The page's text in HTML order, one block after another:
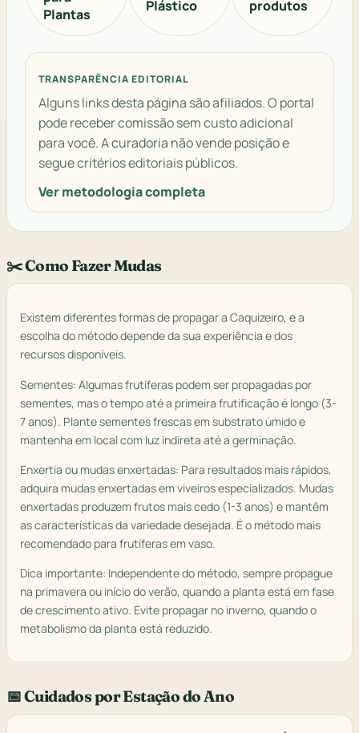
Plantas
Plástico
produtos
TRANSPARÊNCIA EDITORIAL
Alguns links desta página são afiliados. O portal
pode receber comissão sem custo adicional
para você. A curadoria não vende posição e
segue critérios editoriais públicos.
Ver metodologia completa
✂️ Como Fazer Mudas
Existem diferentes formas de propagar a Caquizeiro, e a
escolha do método depende da sua experiência e dos
recursos disponíveis.
Sementes: Algumas frutíferas podem ser propagadas por
sementes, mas o tempo até a primeira frutificação é longo (3-
7 anos). Plante sementes frescas em substrato úmido e
mantenha em local com luz indireta até a germinação.
Enxertia ou mudas enxertadas: Para resultados mais rápidos,
adquira mudas enxertadas em viveiros especializados. Mudas
enxertadas produzem frutos mais cedo (1-3 anos) e mantêm
as características da variedade desejada. É o método mais
recomendado para frutíferas em vaso.
Dica importante: Independente do método, sempre propague
na primavera ou início do verão, quando a planta está em fase
de crescimento ativo. Evite propagar no inverno, quando o
metabolismo da planta está reduzido.
📅 Cuidados por Estação do Ano